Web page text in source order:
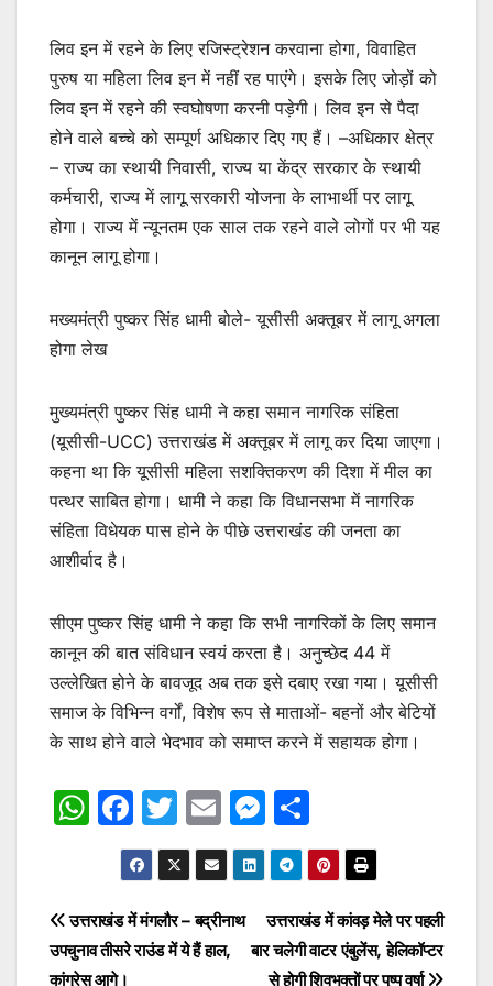
लिव इन में रहने के लिए रजिस्ट्रेशन करवाना होगा, विवाहित
पुरुष या महिला लिव इन में नहीं रह पाएंगे। इसके लिए जोड़ों को
लिव इन में रहने की स्वघोषणा करनी पड़ेगी। लिव इन से पैदा
होने वाले बच्चे को सम्पूर्ण अधिकार दिए गए हैं। –अधिकार क्षेत्र
– राज्य का स्थायी निवासी, राज्य या केंद्र सरकार के स्थायी
कर्मचारी, राज्य में लागू सरकारी योजना के लाभार्थी पर लागू
होगा। राज्य में न्यूनतम एक साल तक रहने वाले लोगों पर भी यह
कानून लागू होगा।
मख्यमंत्री पुष्कर सिंह धामी बोले- यूसीसी अक्तूबर में लागू अगला
होगा लेख
मुख्यमंत्री पुष्कर सिंह धामी ने कहा समान नागरिक संहिता
(यूसीसी-UCC) उत्तराखंड में अक्तूबर में लागू कर दिया जाएगा।
कहना था कि यूसीसी महिला सशक्तिकरण की दिशा में मील का
पत्थर साबित होगा। धामी ने कहा कि विधानसभा में नागरिक
संहिता विधेयक पास होने के पीछे उत्तराखंड की जनता का
आशीर्वाद है।
सीएम पुष्कर सिंह धामी ने कहा कि सभी नागरिकों के लिए समान
कानून की बात संविधान स्वयं करता है। अनुच्छेद 44 में
उल्लेखित होने के बावजूद अब तक इसे दबाए रखा गया। यूसीसी
समाज के विभिन्न वर्गों, विशेष रूप से माताओं- बहनों और बेटियों
के साथ होने वाले भेदभाव को समाप्त करने में सहायक होगा।
W
s
A
F
a
c
e
b
T
w
itt
er
E
m
ai
l
M
e
s
s
e
h
ar
e
Post
navigation
उत्तराखंड में कांवड़ मेले पर पहली
बार चलेगी वाटर एंबुलेंस, हेलिकॉप्टर
से होगी शिवभक्तों पर पुष्प वर्षा
उत्तराखंड में मंगलौर – बद्रीनाथ
उपचुनाव तीसरे राउंड में ये हैं हाल,
कांग्रेस आगे।